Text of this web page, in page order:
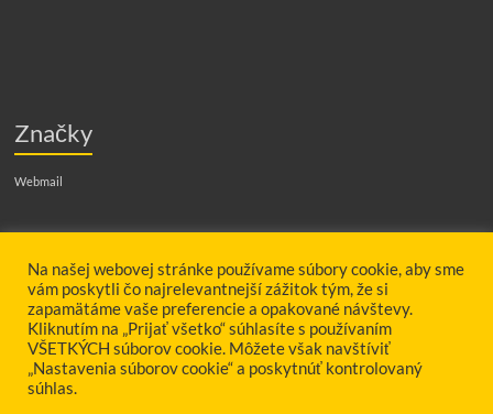
Značky
Webmail
Hľadať
Na našej webovej stránke používame súbory cookie, aby sme
vám poskytli čo najrelevantnejší zážitok tým, že si
zapamätáme vaše preferencie a opakované návštevy.
Kliknutím na „Prijať všetko“ súhlasíte s používaním
VŠETKÝCH súborov cookie. Môžete však navštíviť
„Nastavenia súborov cookie“ a poskytnúť kontrolovaný
súhlas.